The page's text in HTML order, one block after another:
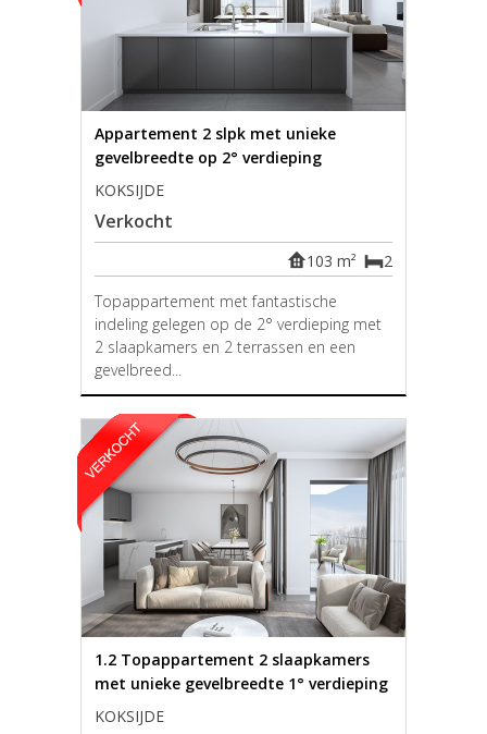
Appartement 2 slpk met unieke
gevelbreedte op 2° verdieping
KOKSIJDE
Verkocht
2
103 m²
Topappartement met fantastische
indeling gelegen op de 2° verdieping met
2 slaapkamers en 2 terrassen en een
gevelbreed...
1.2 Topappartement 2 slaapkamers
met unieke gevelbreedte 1° verdieping
KOKSIJDE